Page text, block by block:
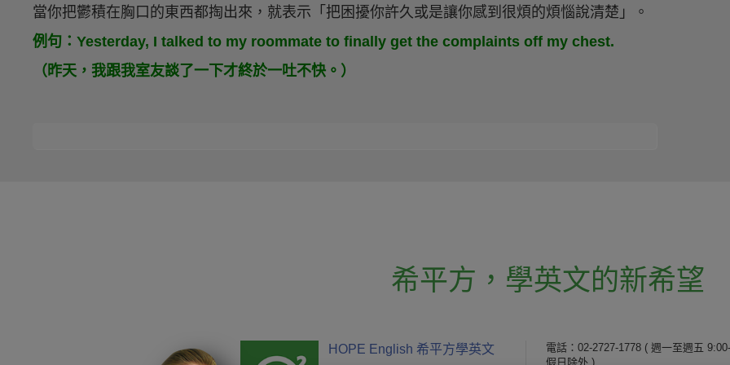
當你把鬱積在胸口的東西都掏出來，就表示「把困擾你許久或是讓你感到很煩的煩惱說清楚」。
例句：Yesterday, I talked to my roommate to finally get the complaints off my chest.
（昨天，我跟我室友談了一下才終於一吐不快。）
希平方 ， 學英文的新希望
HOPE English 希平方學英文 電話：02-2727-1778 ( 週一至週五
假日除外 )